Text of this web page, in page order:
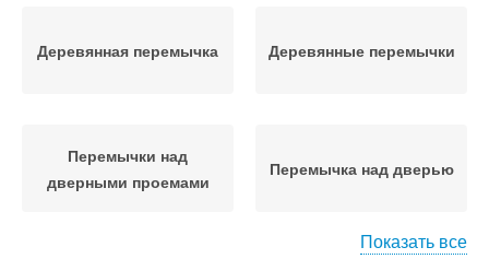
Деревянная перемычка Деревянные перемычки
Перемычки над
дверными проемами
Перемычка над дверью
Показать все